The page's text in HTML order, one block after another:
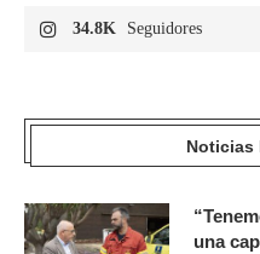
34.8K Seguidores
Noticias
una